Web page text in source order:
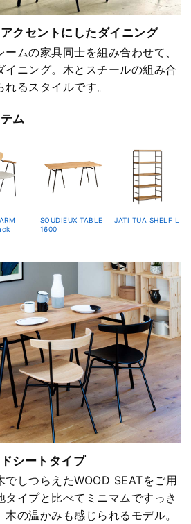
クセントにしたダイニング
ムの家具同士を組み合わせて、
イニング。木とスチールの組み合
るスタイルです。
ム
SOUDIEUX TABLE
1600
JATI TUA SHELF L
シートタイプ
でしつらえたWOOD SEATをご用
イプと比べてミニマムですっき
の温かみも感じられるモデル。